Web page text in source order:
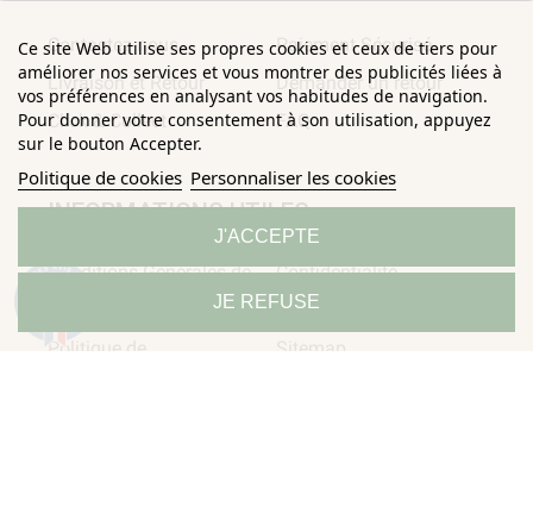
Ce site Web utilise ses propres cookies et ceux de tiers pour
améliorer nos services et vous montrer des publicités liées à
vos préférences en analysant vos habitudes de navigation.
Pour donner votre consentement à son utilisation, appuyez
sur le bouton Accepter.
Politique de cookies Personnaliser les cookies
JE REFUSE
J'ACCEPTE
Contactez-nous
Livraison et Retour
Click & Collect
Paiement Sécurisé
Demander un retour
FAQ
INFORMATIONS UTILES
Conditions Générales de
Politique de
Confidentialité
Mentions légales
Sitemap